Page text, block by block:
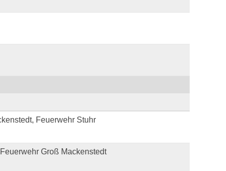
Feuerwehr Stuhr
Groß Mackenstedt